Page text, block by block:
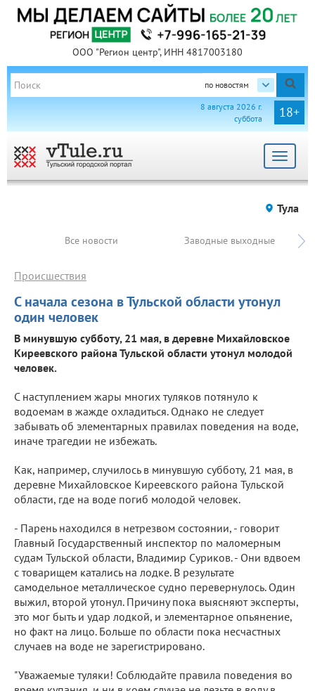
ООО "Регион центр", ИНН 4817003180
по новостям
18+
8 августа 2026 г.
суббота
Toggle
Тула
Все новости Заводные выходные
С начала сезона в Тульской области утонул
один человек
Происшествия
В минувшую субботу, 21 мая, в деревне Михайловское
Киреевского района Тульской области утонул молодой
человек.
С наступлением жары многих туляков потянуло к
водоемам в жажде охладиться. Однако не следует
забывать об элементарных правилах поведения на воде,
иначе трагедии не избежать.
Как, например, случилось в минувшую субботу, 21 мая, в
деревне Михайловское Киреевского района Тульской
области, где на воде погиб молодой человек.
- Парень находился в нетрезвом состоянии, - говорит
Главный Государственный инспектор по маломерным
судам Тульской области, Владимир Суриков. - Они вдвоем
с товарищем катались на лодке. В результате
самодельное металлическое судно перевернулось. Один
выжил, второй утонул. Причину пока выясняют эксперты,
это мог быть и удар лодкой, и элементарное опьянение,
но факт на лицо. Больше по области пока несчастных
случаев на воде не зарегистрировано.
"Уважаемые туляки! Соблюдайте правила поведения во